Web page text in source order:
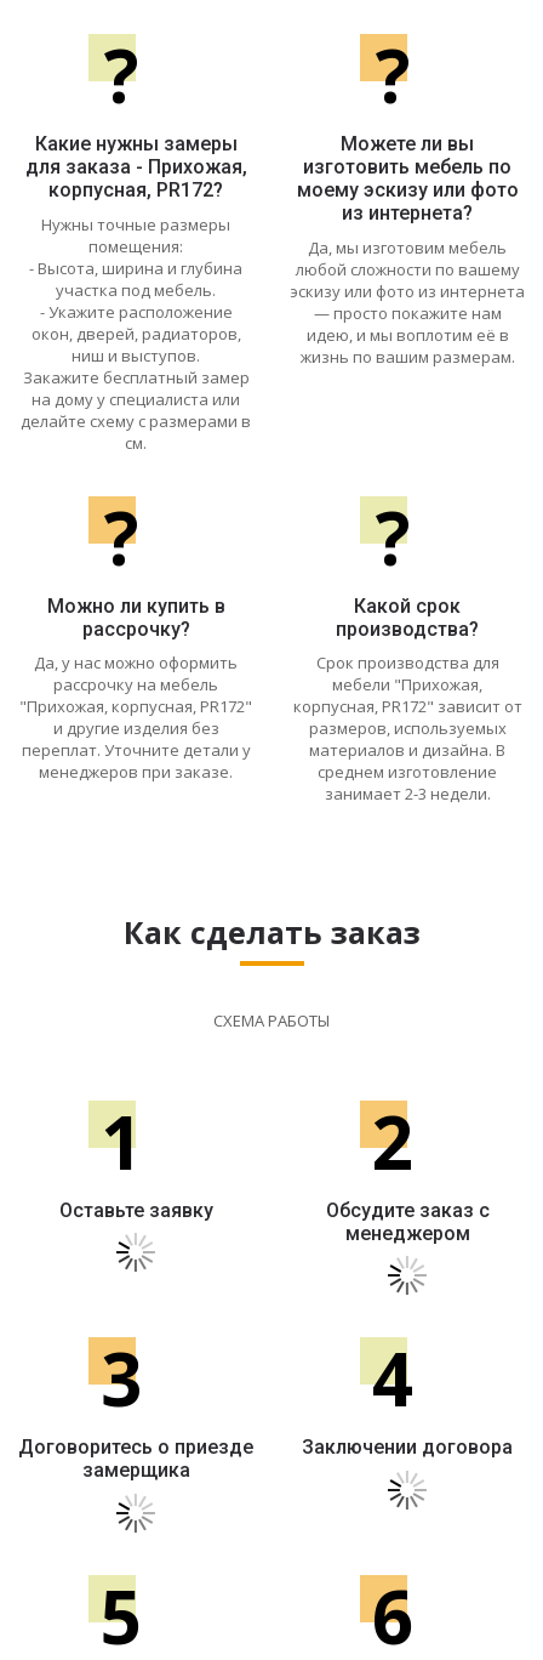
?
Какие нужны замеры
для заказа - Прихожая,
корпусная, PR172?
Нужны точные размеры
помещения:
- Высота, ширина и глубина
участка под мебель.
- Укажите расположение
окон, дверей, радиаторов,
ниш и выступов.
Закажите бесплатный замер
на дому у специалиста или
делайте схему с размерами в
см.
?
Можете ли вы
изготовить мебель по
моему эскизу или фото
из интернета?
Да, мы изготовим мебель
любой сложности по вашему
эскизу или фото из интернета
— просто покажите нам
идею, и мы воплотим её в
жизнь по вашим размерам.
?
Можно ли купить в
рассрочку?
Да, у нас можно оформить
рассрочку на мебель
"Прихожая, корпусная, PR172"
и другие изделия без
переплат. Уточните детали у
менеджеров при заказе.
?
Какой срок
производства?
Срок производства для
мебели "Прихожая,
корпусная, PR172" зависит от
размеров, используемых
материалов и дизайна. В
среднем изготовление
занимает 2-3 недели.
Как сделать заказ
СХЕМА РАБОТЫ
1
Оставьте заявку
2
Обсудите заказ с
менеджером
3
Договоритесь о приезде
замерщика
4
Заключении договора
5 6